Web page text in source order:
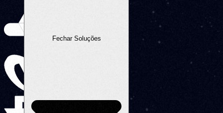
Fechar Soluções